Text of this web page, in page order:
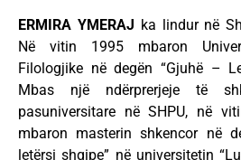
ERMIRA YMERAJ ka lindur në
Në vitin 1995 mbaron
Filologjike në degën “Gjuhë –
Mbas një ndërprerjeje të
pasuniversitare në SHPU, në
mbaron masterin shkencor në
letërsi shqipe” në universitetin